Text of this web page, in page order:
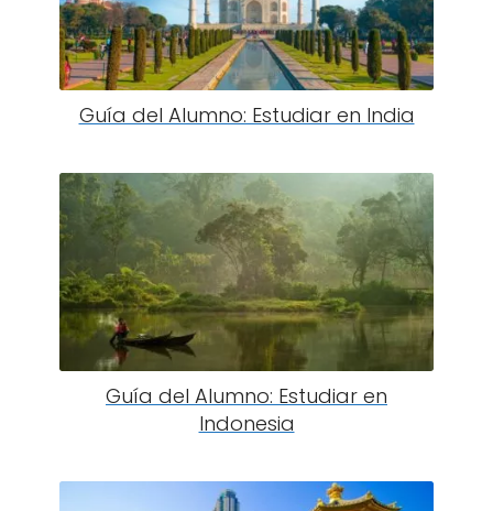
Guía del Alumno: Estudiar en India
Guía del Alumno: Estudiar en
Indonesia